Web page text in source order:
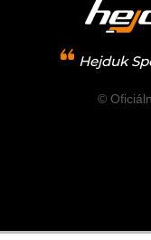
Hejduk
©